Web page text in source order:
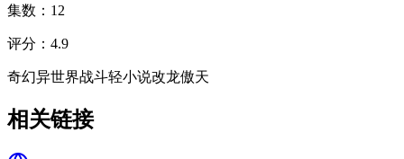
集数 ： 12
评分 ： 4.9
奇幻异世界战斗轻小说改龙傲天
相关链接